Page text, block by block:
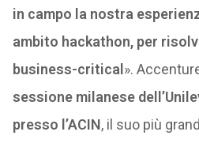
in campo la nostra
ambito hackathon, per
business-critical ».
sessione milanese
presso l’ACIN, il suo più